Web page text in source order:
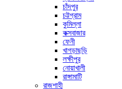
চাঁদপুর
চট্টগ্রাম
কুমিল্লা
কক্সবাজার
ফেনী
খাগড়াছড়ি
লক্ষীপুর
নোয়াখালী
রাঙ্গামাটি
রাজশাহী